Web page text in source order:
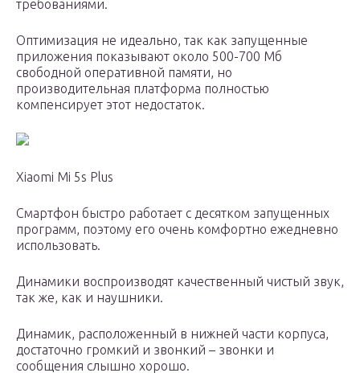
требованиями.
Оптимизация не идеально, так как запущенные
приложения показывают около 500-700 Мб
свободной оперативной памяти, но
производительная платформа полностью
компенсирует этот недостаток.
Xiaomi Mi 5s Plus
Смартфон быстро работает с десятком запущенных
программ, поэтому его очень комфортно ежедневно
использовать.
Динамики воспроизводят качественный чистый звук,
так же, как и наушники.
Динамик, расположенный в нижней части корпуса,
достаточно громкий и звонкий – звонки и
сообщения слышно хорошо.